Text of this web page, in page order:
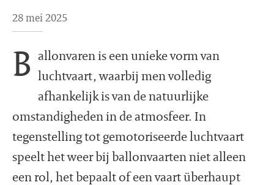
28 mei 2025
B allonvaren is een unieke vorm van
luchtvaart, waarbij men volledig
afhankelijk is van de natuurlijke
omstandigheden in de atmosfeer. In
tegenstelling tot gemotoriseerde luchtvaart
speelt het weer bij ballonvaarten niet alleen
een rol, het bepaalt of een vaart überhaupt